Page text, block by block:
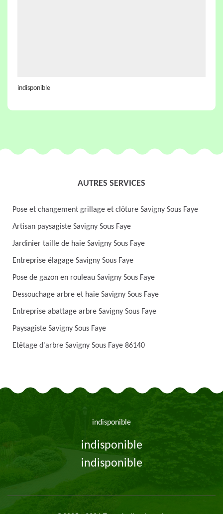
indisponible
AUTRES SERVICES
Pose et changement grillage et clôture Savigny Sous Faye
Artisan paysagiste Savigny Sous Faye
Jardinier taille de haie Savigny Sous Faye
Entreprise élagage Savigny Sous Faye
Pose de gazon en rouleau Savigny Sous Faye
Dessouchage arbre et haie Savigny Sous Faye
Entreprise abattage arbre Savigny Sous Faye
Paysagiste Savigny Sous Faye
Etêtage d'arbre Savigny Sous Faye 86140
indisponible
indisponible
indisponible